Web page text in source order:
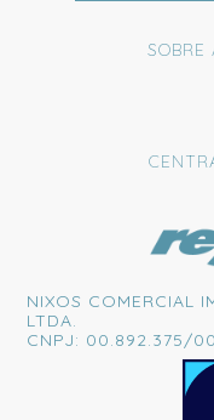
SOBRE
NIXOS COMERCIAL
LTDA.
CNPJ: 00.892.375/